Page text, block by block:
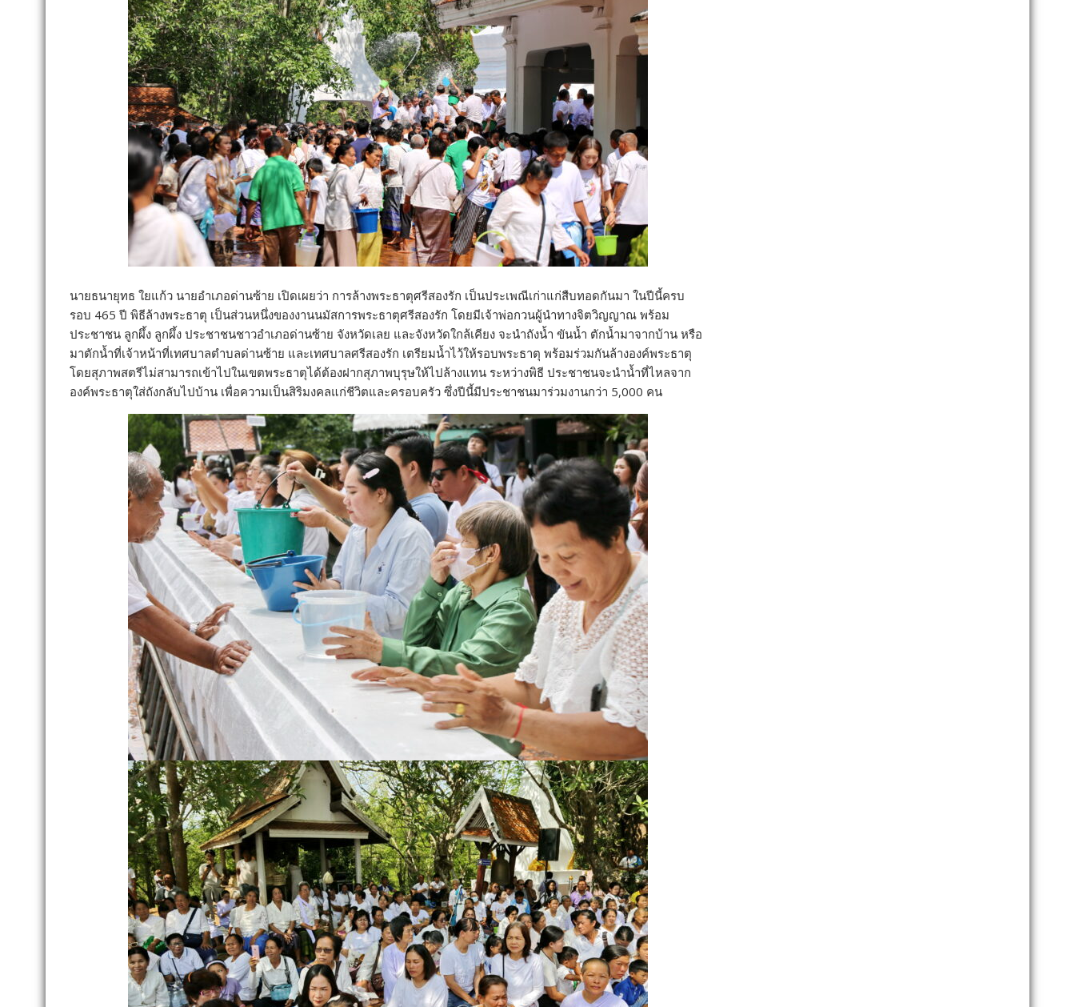
นายธนายุทธ ใยแก้ว นายอำเภอด่านซ้าย เปิดเผยว่า การล้างพระธาตุศรีสองรัก เป็นประเพณีเก่าแก่สืบทอดกันมา ในปีนี้ครบ
รอบ 465 ปี พิธีล้างพระธาตุ เป็นส่วนหนึ่งของงานนมัสการพระธาตุศรีสองรัก โดยมีเจ้าพ่อกวนผู้นำทางจิตวิญญาณ พร้อม
ประชาชน ลูกผึ้ง ลูกผึ้ง ประชาชนชาวอำเภอด่านซ้าย จังหวัดเลย และจังหวัดใกล้เคียง จะนำถังน้ำ ขันน้ำ ตักน้ำมาจากบ้าน หรือ
มาตักน้ำที่เจ้าหน้าที่เทศบาลตำบลด่านซ้าย และเทศบาลศรีสองรัก เตรียมน้ำไว้ให้รอบพระธาตุ พร้อมร่วมกันล้างองค์พระธาตุ
โดยสุภาพสตรีไม่สามารถเข้าไปในเขตพระธาตุได้ต้องฝากสุภาพบุรุษให้ไปล้างแทน ระหว่างพิธี ประชาชนจะนำน้ำที่ไหลจาก
องค์พระธาตุใส่ถังกลับไปบ้าน เพื่อความเป็นสิริมงคลแก่ชีวิตและครอบครัว ซึ่งปีนี้มีประชาชนมาร่วมงานกว่า 5,000 คน